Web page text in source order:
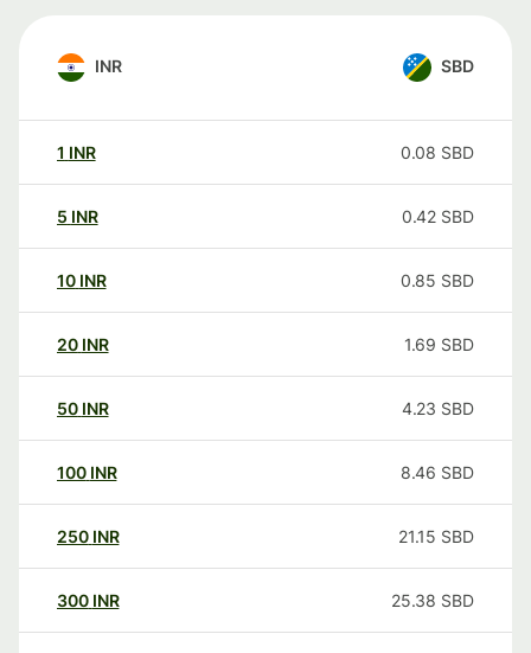
INR SBD
1 INR 0.08 SBD
5 INR 0.42 SBD
10 INR 0.85 SBD
20 INR 1.69 SBD
50 INR 4.23 SBD
100 INR 8.46 SBD
250 INR 21.15 SBD
300 INR 25.38 SBD